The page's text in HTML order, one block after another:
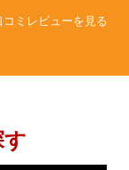
ミレビューを見る
す